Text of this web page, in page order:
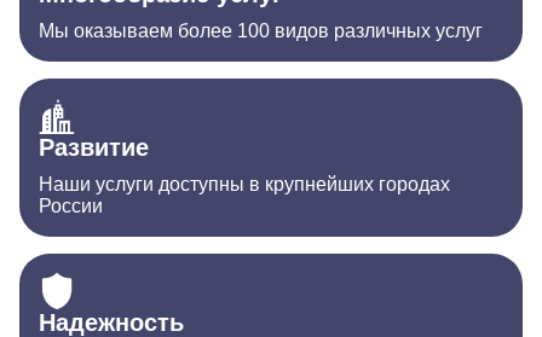
Мы оказываем более 100 видов различных услуг
Развитие
Наши услуги доступны в крупнейших городах
России
Надежность